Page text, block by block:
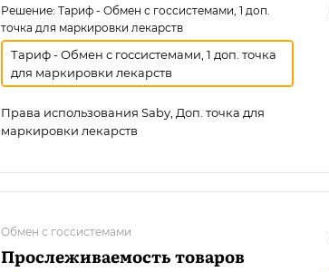
Решение: Тариф - Обмен с госсистемами, 1 доп.
точка для маркировки лекарств
Тариф - Обмен с госсистемами, 1 доп. точка
для маркировки лекарств
Права использования Saby, Доп. точка для
маркировки лекарств
Обмен с госсистемами
Прослеживаемость товаров